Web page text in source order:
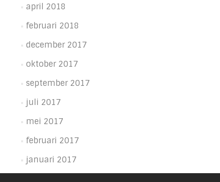
april 2018
februari 2018
december 2017
oktober 2017
september 2017
juli 2017
mei 2017
februari 2017
januari 2017